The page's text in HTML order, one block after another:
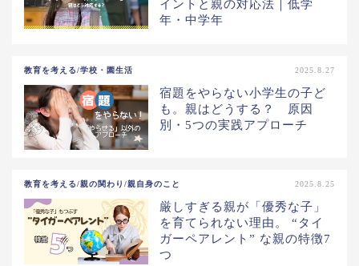
イントと親の対応法｜低学
年・中学年
教育を考える/学校・園生活 2025.8.27
宿題をやらない小学生の子ど
も。親はどうする？ 原因
別・5つの実践アプローチ
教育を考える/親の関わり/親自身のこと 2025.8.25
厳しすぎる親が「優秀な子」
を育てられない理由。 “タイ
ガーペアレント” な親の特徴7
つ